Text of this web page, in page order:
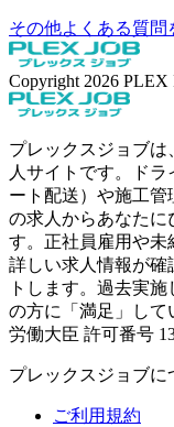
その他よくある質問
Copyright2026 PLEX
プレックスジョブ
人サイトです。ド
ート配送）や施工管
の求人からあなたに
す。正社員雇用や未
詳しい求人情報が確
トします。過去実
の方に「満足」して
労働大臣 許可番号
プレックスジョブに
ご利用規約